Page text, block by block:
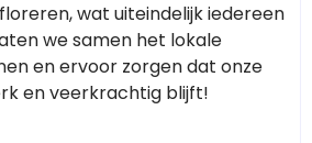
wat uiteindelijk iedereen
we samen het lokale
en ervoor zorgen dat onze
en veerkrachtig blijft!